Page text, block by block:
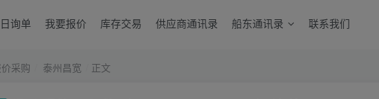
询单 我要报价 库存交易 供应商通讯录 船东通讯录 联系我们
采购 泰州昌宽 正文